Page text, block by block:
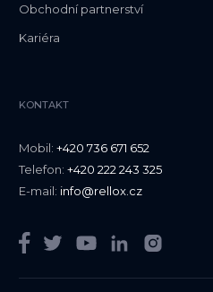
Obchodní partnerství
Kariéra
KONTAKT
Mobil: +420 736 671 652
Telefon: +420 222 243 325
E-mail: info@rellox.cz